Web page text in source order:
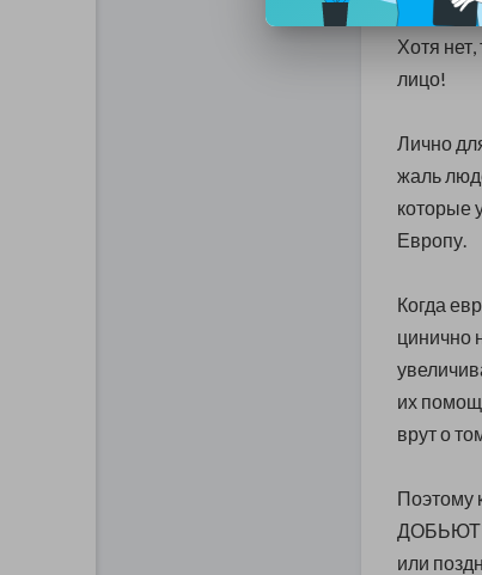
Хотя
лицо!
Лично
жаль
которые
Европу.
Когда
цинично
их
врут о
Поэтому
ДОБЬЮТ
или